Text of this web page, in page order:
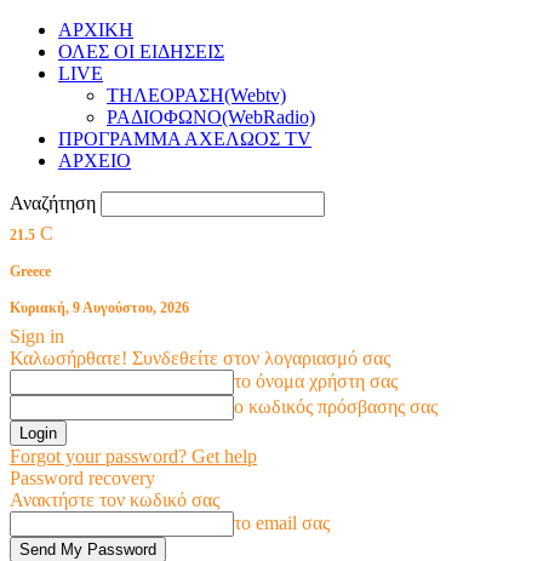
ΑΡΧΙΚΗ
ΟΛΕΣ ΟΙ ΕΙΔΗΣΕΙΣ
LIVE
ΤΗΛΕΟΡΑΣΗ(Webtv)
ΡΑΔΙΟΦΩΝΟ(WebRadio)
ΠΡΟΓΡΑΜΜΑ ΑΧΕΛΩΟΣ TV
ΑΡΧΕΙΟ
Αναζήτηση
21.5 C
Greece
Κυριακή, 9 Αυγούστου, 2026
Sign in
Καλωσήρθατε! Συνδεθείτε στον λογαριασμό σας
το όνομα χρήστη σας
ο κωδικός πρόσβασης σας
Forgot your password? Get help
Password recovery
Ανακτήστε τον κωδικό σας
το email σας